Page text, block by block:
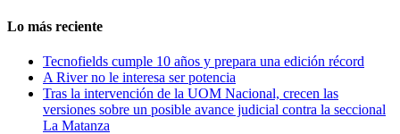
Lo más reciente
Tecnofields cumple 10 años y prepara una edición récord
A River no le interesa ser potencia
Tras la intervención de la UOM Nacional, crecen las
versiones sobre un posible avance judicial contra la seccional
La Matanza